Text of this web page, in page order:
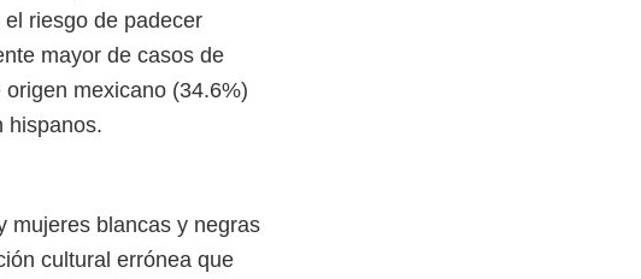
riesgo de padecer
mayor de casos de
mexicano (34.6%)
hispanos.
mujeres blancas y negras
cultural errónea que